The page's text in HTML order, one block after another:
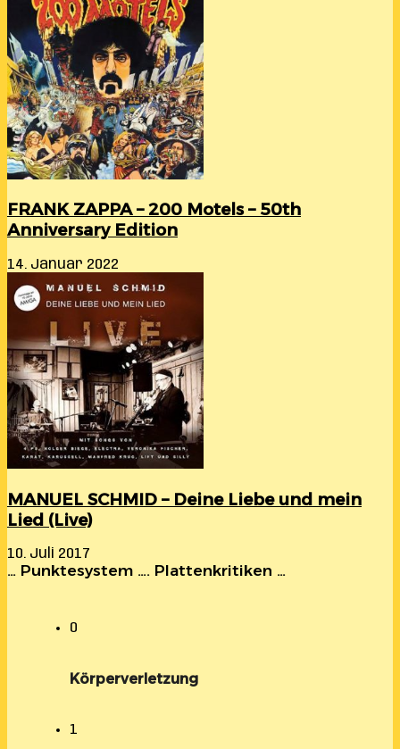
FRANK ZAPPA – 200 Motels – 50th
Anniversary Edition
14. Januar 2022
MANUEL SCHMID – Deine Liebe und mein
Lied (Live)
10. Juli 2017
… Punktesystem …. Plattenkritiken …
0
Körperverletzung
1